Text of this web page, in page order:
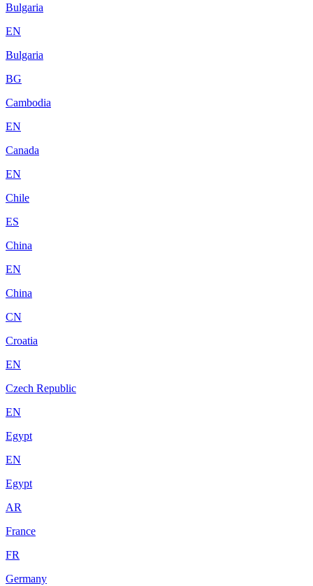
Bulgaria
EN
Bulgaria
BG
Cambodia
EN
Canada
EN
Chile
ES
China
EN
China
CN
Croatia
EN
Czech Republic
EN
Egypt
EN
Egypt
AR
France
FR
Germany